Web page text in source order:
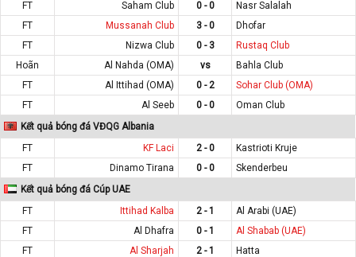
FT
Saham Club 0 - 0
Nasr Salalah
FT
Mussanah Club 3 - 0
Dhofar
FT
Nizwa Club 0 - 3
Rustaq Club
Hoãn
Al Nahda (OMA) vs
Bahla Club
FT
Al Ittihad (OMA) 0 - 2
Sohar Club (OMA)
FT
Al Seeb 0 - 0
Oman Club
Kết quả bóng đá VĐQG Albania
FT
KF Laci 2 - 0
Kastrioti Kruje
FT
Dinamo Tirana 0 - 0
Skenderbeu
Kết quả bóng đá Cúp UAE
FT
Ittihad Kalba 2 - 1
Al Arabi (UAE)
FT
Al Dhafra 0 - 1
Al Shabab (UAE)
FT
Al Sharjah 2 - 1 Hatta